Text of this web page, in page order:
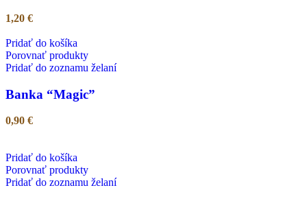
1,20 €
Pridať do košíka
Porovnať produkty
Pridať do zoznamu želaní
Banka “Magic”
0,90 €
Pridať do košíka
Porovnať produkty
Pridať do zoznamu želaní